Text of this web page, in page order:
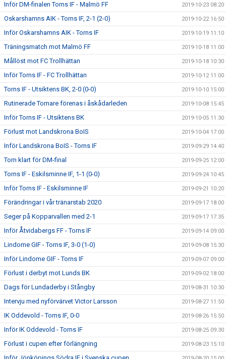
Inför DM-finalen Torns IF - Malmö FF 2019-10-23 08:20
Oskarshamns AIK - Torns IF, 2-1 (2-0) 2019-10-22 16:50
Inför Oskarshamns AIK - Torns IF 2019-10-19 11:10
Träningsmatch mot Malmö FF 2019-10-18 11:00
Mållöst mot FC Trollhättan 2019-10-18 10:30
Inför Torns IF - FC Trollhättan 2019-10-12 11:00
Torns IF - Utsiktens BK, 2-0 (0-0) 2019-10-10 15:00
Rutinerade Tornare förenas i åskådarleden 2019-10-08 15:45
Inför Torns IF - Utsiktens BK 2019-10-05 11:30
Förlust mot Landskrona BoIS 2019-10-04 17:00
Inför Landskrona BoIS - Torns IF 2019-09-29 14:40
Torn klart för DM-final 2019-09-25 12:00
Torns IF - Eskilsminne IF, 1-1 (0-0) 2019-09-24 10:45
Inför Torns IF - Eskilsminne IF 2019-09-21 10:20
Förändringar i vår tränarstab 2020 2019-09-17 18:00
Seger på Kopparvallen med 2-1 2019-09-17 17:35
Inför Åtvidabergs FF - Torns IF 2019-09-14 09:00
Lindome GIF - Torns IF, 3-0 (1-0) 2019-09-08 15:30
Inför Lindome GIF - Torns IF 2019-09-07 09:00
Förlust i derbyt mot Lunds BK 2019-09-02 18:00
Dags för Lundaderby i Stångby 2019-08-31 10:30
Intervju med nyförvärvet Victor Larsson 2019-08-27 11:50
IK Oddevold - Torns IF, 0-0 2019-08-26 15:50
Inför IK Oddevold - Torns IF 2019-08-25 09:30
Förlust i cupen efter förlängning 2019-08-23 15:10